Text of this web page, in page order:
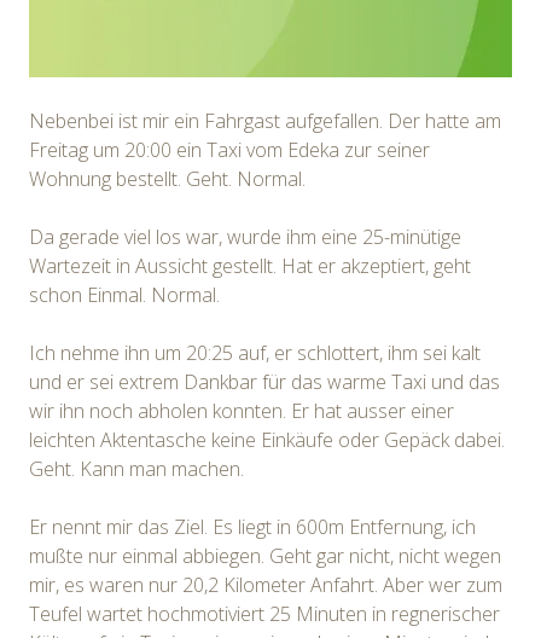
Nebenbei ist mir ein Fahrgast aufgefallen. Der hatte am
Freitag um 20:00 ein Taxi vom Edeka zur seiner
Wohnung bestellt. Geht. Normal.
Da gerade viel los war, wurde ihm eine 25-minütige
Wartezeit in Aussicht gestellt. Hat er akzeptiert, geht
schon Einmal. Normal.
Ich nehme ihn um 20:25 auf, er schlottert, ihm sei kalt
und er sei extrem Dankbar für das warme Taxi und das
wir ihn noch abholen konnten. Er hat ausser einer
leichten Aktentasche keine Einkäufe oder Gepäck dabei.
Geht. Kann man machen.
Er nennt mir das Ziel. Es liegt in 600m Entfernung, ich
mußte nur einmal abbiegen. Geht gar nicht, nicht wegen
mir, es waren nur 20,2 Kilometer Anfahrt. Aber wer zum
Teufel wartet hochmotiviert 25 Minuten in regnerischer